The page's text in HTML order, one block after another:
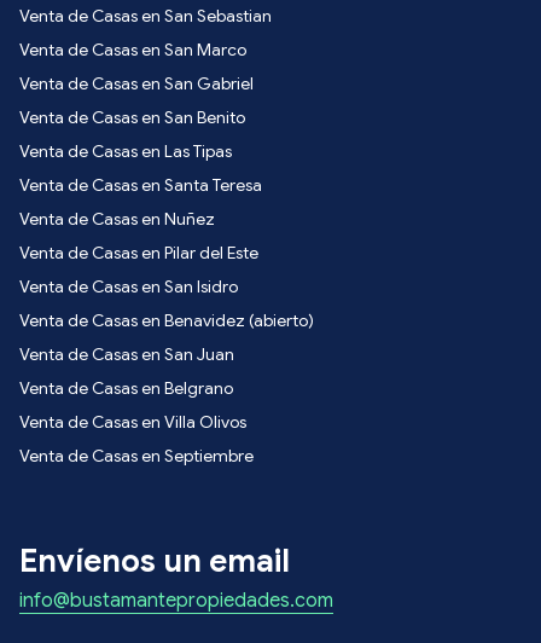
Venta de Casas en San Sebastian
Venta de Casas en San Marco
Venta de Casas en San Gabriel
Venta de Casas en San Benito
Venta de Casas en Las Tipas
Venta de Casas en Santa Teresa
Venta de Casas en Nuñez
Venta de Casas en Pilar del Este
Venta de Casas en San Isidro
Venta de Casas en Benavidez (abierto)
Venta de Casas en San Juan
Venta de Casas en Belgrano
Venta de Casas en Villa Olivos
Venta de Casas en Septiembre
Envíenos un email
info@bustamantepropiedades.com